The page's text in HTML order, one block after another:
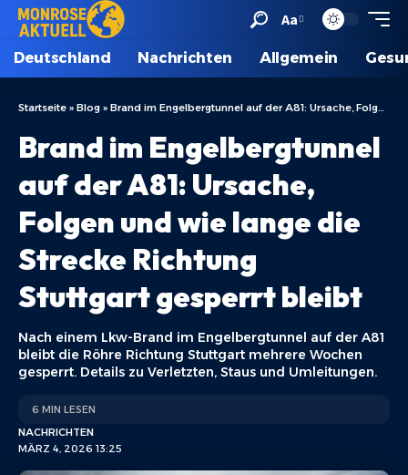
Aa
Deutschland Nachrichten Allgemein
Startseite » Blog » Brand im Engelbergtunnel auf der A81: Ursache, Folgen und wie lange die Strecke Richtung Stuttgart gesperrt bleibt
Brand im Engelbergtunnel
auf der A81: Ursache,
Folgen und wie lange die
Strecke Richtung
Stuttgart gesperrt bleibt
Nach einem Lkw-Brand im Engelbergtunnel auf der A81
bleibt die Röhre Richtung Stuttgart mehrere Wochen
gesperrt. Details zu Verletzten, Staus und Umleitungen.
MÄRZ 4, 2026 13:25
NACHRICHTEN
6 MIN LESEN